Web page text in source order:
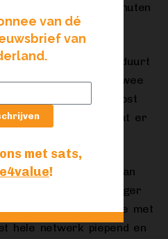
pogingen per 10 minuten
vijf keer zo lang duurt
De periode van twee
tien weken. En het kost
50 minuten voordat er
dat inkomsten van
omdat het veel langer
hebben. Het idee met
hele netwerk piepend en
van dé
van
met sats,
!